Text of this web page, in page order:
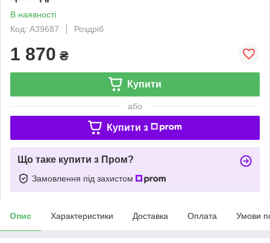
В наявності
Код: A39687
Роздріб
1 870 ₴
Купити
або
Купити з
Що таке купити з Пром?
Замовлення під захистом
Опис Характеристики Доставка Оплата Умови